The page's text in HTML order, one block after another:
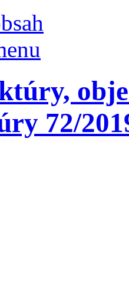
72/